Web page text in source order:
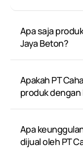
Apa saja
Jaya Beton?
Apakah PT
produk
Apa
dijual oleh PT